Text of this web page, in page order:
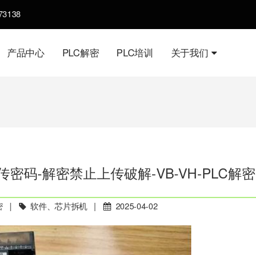
产品中心 PLC解密 PLC培训 关于我们
密码-解密禁止上传破解-VB-VH-PLC解密
| 软件、芯片拆机 | 2025-04-02